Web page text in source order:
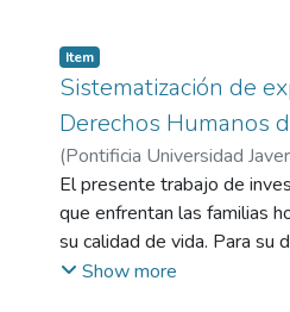
Item
Sistematización de
Derechos Humanos
(Pontificia Universidad
Rodríguez, Freddy Alfonso
El presente trabajo de
que enfrentan las familias
su calidad de vida. Para su
encuentros en diferentes
Show more